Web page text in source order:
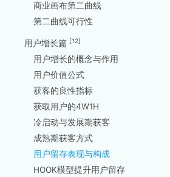
商业画布第二曲线
第二曲线可行性
用户增长篇 [12]
用户增长的概念与作用
用户价值公式
获客的良性指标
获取用户的4W1H
冷启动与发展期获客
成熟期获客方式
用户留存表现与构成
HOOK模型提升用户留存